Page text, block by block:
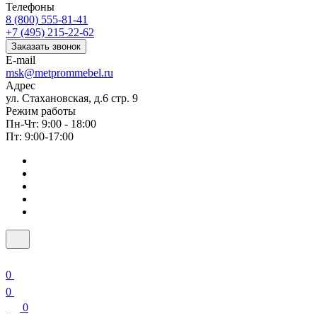
Телефоны
8 (800) 555-81-41
+7 (495) 215-22-62
Заказать звонок
E-mail
msk@metprommebel.ru
Адрес
ул. Стахановская, д.6 стр. 9
Режим работы
Пн-Чт: 9:00 - 18:00
Пт: 9:00-17:00
0
0
0